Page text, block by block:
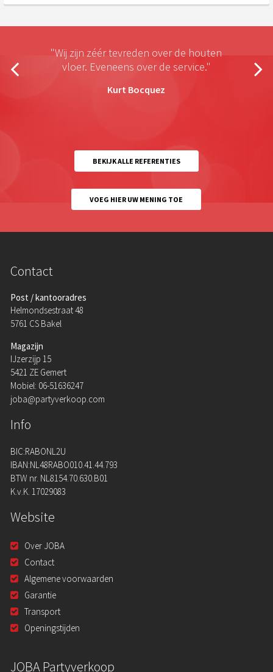
"Wij zijn zéér tevreden over de houten
vloer. Eveneens over de service."
Kurt Bocquez
BEKIJK ALLE REFERENTIES
VOEG HIER UW MENING TOE
Contact
Post / kantooradres
Helmondsestraat 48
5761 CS Bakel
Magazijn
IJzerzijp 15
5421 ZE Gemert
Mobiel: 06-51636247
joba@partyverkoop.com
Info
BIC:RABONL2U
IBAN:NL48RABO010.41.44.793
BTW nr. NL8154.70.630.B01
K.v.K. 17029083
Website
Over JOBA
Contact
Algemene voorwaarden
Garantie
Transport
Openingstijden
JOBA Partyverkoop